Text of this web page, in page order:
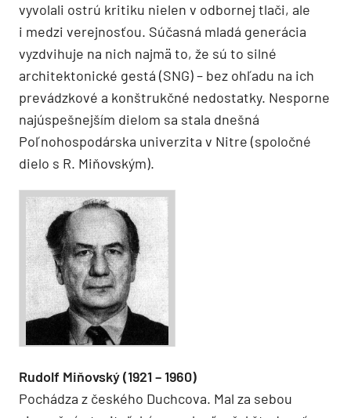
vyvolali ostrú kritiku nielen v odbornej tlači, ale
i medzi verejnosťou. Súčasná mladá generácia
vyzdvihuje na nich najmä to, že sú to silné
architektonické gestá (SNG) – bez ohľadu na ich
prevádzkové a konštrukčné nedostatky. Nesporne
najúspešnejším dielom sa stala dnešná
Poľnohospodárska univerzita v Nitre (spoločné
dielo s R. Miňovským).
Rudolf Miňovský (1921 – 1960)
Pochádza z českého Duchcova. Mal za sebou